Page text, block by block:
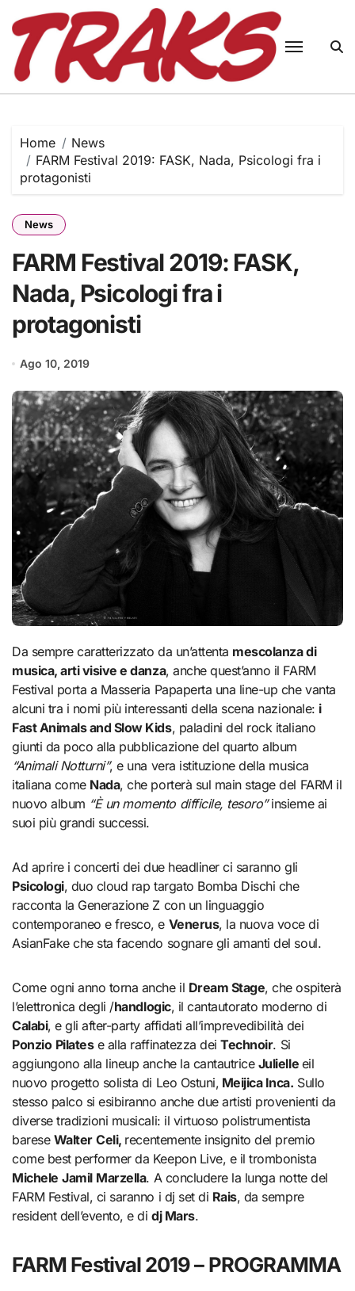
content
Home
News
FARM Festival 2019: FASK, Nada, Psicologi fra i
protagonisti
News
FARM Festival 2019: FASK,
Nada, Psicologi fra i
protagonisti
Ago 10, 2019
Da sempre caratterizzato da un’attenta mescolanza di
musica, arti visive e danza, anche quest’anno il FARM
Festival porta a Masseria Papaperta una line-up che vanta
alcuni tra i nomi più interessanti della scena nazionale: i
Fast Animals and Slow Kids, paladini del rock italiano
giunti da poco alla pubblicazione del quarto album
“Animali Notturni”, e una vera istituzione della musica
italiana come Nada, che porterà sul main stage del FARM il
nuovo album “È un momento difficile, tesoro”insieme ai
suoi più grandi successi.
Ad aprire i concerti dei due headliner ci saranno gli
Psicologi, duo cloud rap targato Bomba Dischi che
racconta la Generazione Z con un linguaggio
contemporaneo e fresco, e Venerus, la nuova voce di
AsianFake che sta facendo sognare gli amanti del soul.
Come ogni anno torna anche il Dream Stage, che ospiterà
l’elettronica degli /handlogic, il cantautorato moderno di
Calabi, e gli after-party affidati all’imprevedibilità dei
Ponzio Pilatese alla raffinatezza deiTechnoir. Si
aggiungono alla lineup anche la cantautrice Julielle eil
nuovo progetto solista di Leo Ostuni, Meijica Inca. Sullo
stesso palco si esibiranno anche due artisti provenienti da
diverse tradizioni musicali: il virtuoso polistrumentista
barese Walter Celi, recentemente insignito del premio
come best performer da Keepon Live, e il trombonista
Michele Jamil Marzella. A concludere la lunga notte del
FARM Festival, ci saranno i dj set di Rais, da sempre
resident dell’evento, e didj Mars.
FARM Festival 2019 –PROGRAMMA